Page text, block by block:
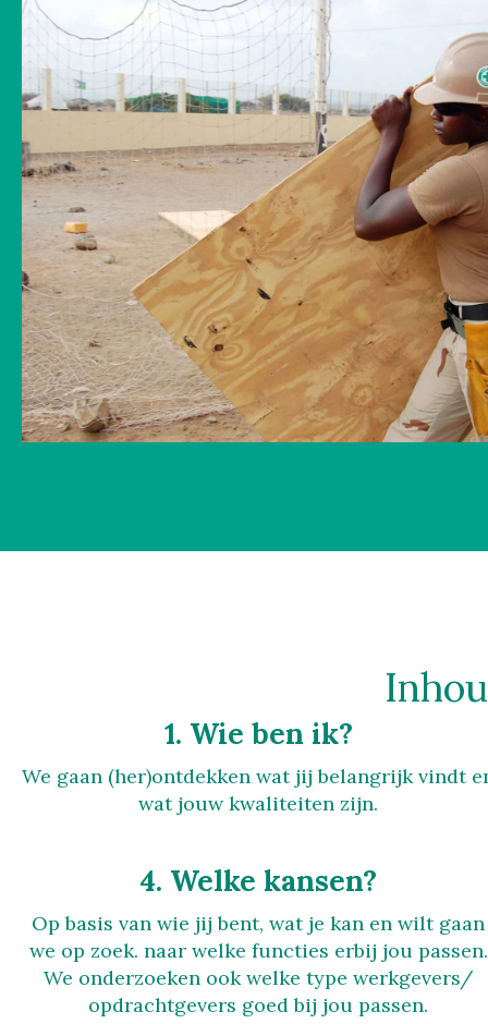
1. Wie ben ik?
We gaan (her)ontdekken wat jij belangrijk vindt
wat jouw kwaliteiten zijn.
4. Welke kansen?
Op basis van wie jij bent, wat je kan en wilt gaan
we op zoek. naar welke functies erbij jou passen.
We onderzoeken ook welke type werkgevers/
opdrachtgevers goed bij jou passen.